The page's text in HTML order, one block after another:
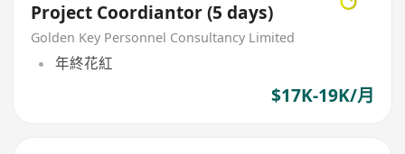
Project Coordiantor (5 days)
Golden Key Personnel Consultancy Limited
年終花紅
$17K-19K/月